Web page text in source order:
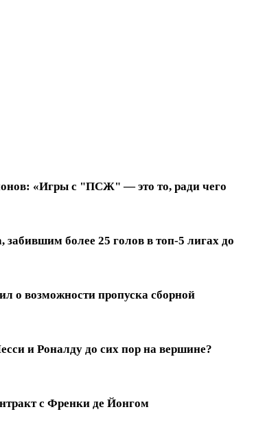
«Игры с "ПСЖ" — это то, ради чего
более 25 голов в топ-5 лигах до
о возможности пропуска сборной
и Роналду до сих пор на вершине?
с Френки де Йонгом